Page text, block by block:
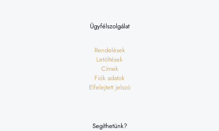
Ügyfélszolgálat
Rendelések
Letöltések
Címek
Fiók adatok
Elfelejtett jelszó
Segíthetünk?